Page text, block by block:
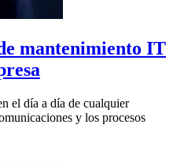
mantenimiento IT
el día a día de cualquier
y los procesos